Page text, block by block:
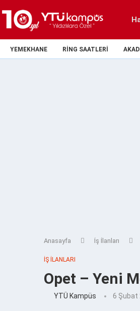
YEMEKHANE RING SAATLERI
Anasayfa İş İlanları
İŞ İLANLARI
Opet – Yeni
YTÜ Kampüs 6 Şubat